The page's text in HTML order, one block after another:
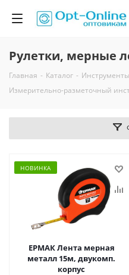
Рулетки, мерные
Главная - Каталог - Инструменты
Измерительно-разметочный
НОВИНКА
ЕРМАК Лента мерная
металл 15м, двукомп.
корпус